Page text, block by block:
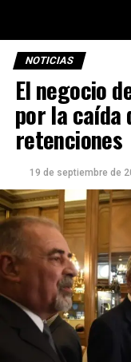
NOTICIAS
El negocio
por la caída
retenciones
19 de septiembre de